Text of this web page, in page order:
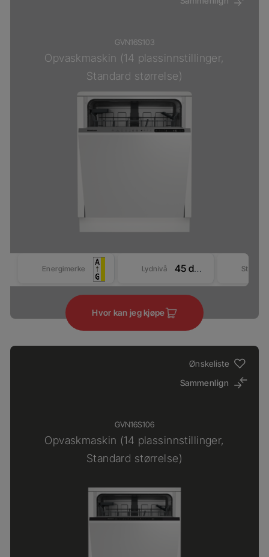
GVN16S103
Opvaskmaskin (14 plassinnstillinger,
Standard størrelse)
Energimerke Lydnivå 45 dBA
Hvor kan jeg kjøpe
Ønskeliste
Sammenlign
GVN16S106
Opvaskmaskin (14 plassinnstillinger,
Standard størrelse)